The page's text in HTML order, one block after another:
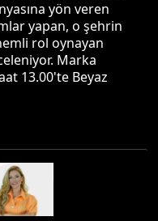
yön veren
yapan, o şehrin
rol oynayan
Marka
13.00'te Beyaz